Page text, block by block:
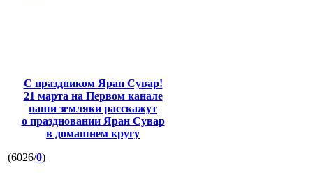
С праздником Яран Сувар!
21 марта на Первом канале
наши земляки расскажут
о праздновании Яран Сувар
в домашнем кругу
(6026/0)